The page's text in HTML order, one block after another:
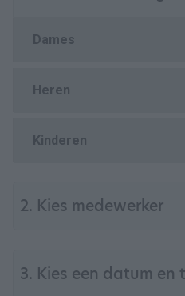
Dames
Heren
Kinderen
2. Kies medewerker
3. Kies een datum en